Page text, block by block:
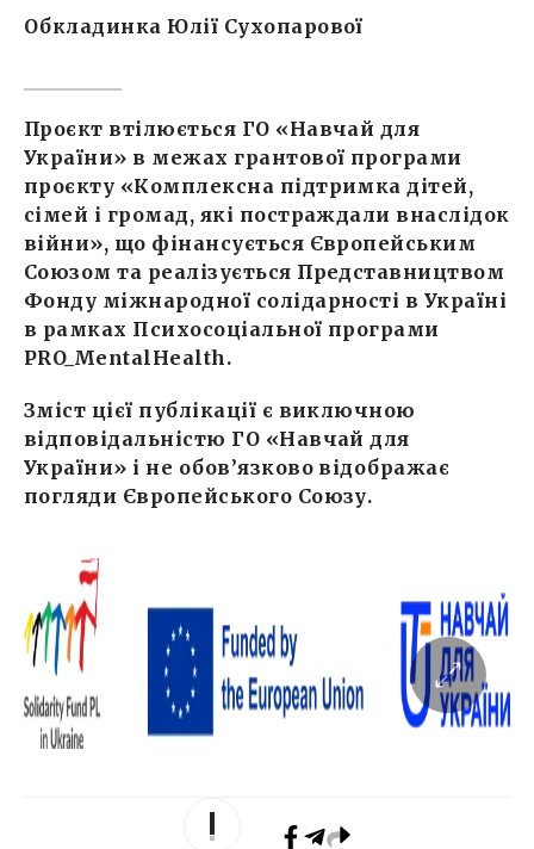
Обкладинка Юлії Сухопарової
Проєкт втілюється ГО «Навчай для
України» в межах грантової програми
проєкту «Комплексна підтримка дітей,
сімей і громад, які постраждали внаслідок
війни», що фінансується Європейським
Союзом та реалізується Представництвом
Фонду міжнародної солідарності в Україні
в рамках Психосоціальної програми
PRO_MentalHealth.
Зміст цієї публікації є виключною
відповідальністю ГО «Навчай для
України» і не обов’язково відображає
погляди Європейського Союзу.